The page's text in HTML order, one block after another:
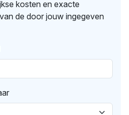
kosten en exacte
de door jouw ingegeven